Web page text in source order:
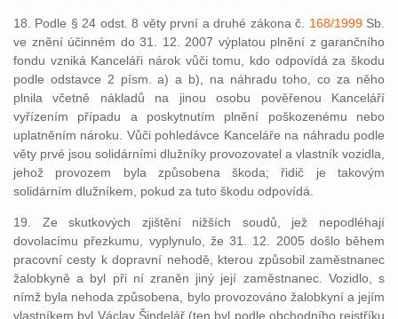
18. Podle § 24 odst. 8 věty první a druhé zákona č. 168/1999Sb.
ve znění účinném do 31. 12. 2007 výplatou plnění z garančního
fondu vzniká Kanceláři nárok vůči tomu, kdo odpovídá za škodu
podle odstavce 2 písm. a) a b), na náhradu toho, co za něho
plnila včetně nákladů na jinou osobu pověřenou Kanceláří
vyřízením případu a poskytnutím plnění poškozenému nebo
uplatněním nároku. Vůči pohledávce Kanceláře na náhradu podle
věty prvé jsou solidárními dlužníky provozovatel a vlastník vozidla,
jehož provozem byla způsobena škoda; řidič je takovým
solidárním dlužníkem, pokud za tuto škodu odpovídá.
19. Ze skutkových zjištění nižších soudů, jež nepodléhají
dovolacímu přezkumu, vyplynulo, že 31. 12. 2005 došlo během
pracovní cesty k dopravní nehodě, kterou způsobil zaměstnanec
žalobkyně a byl při ní zraněn jiný její zaměstnanec. Vozidlo, s
nímž byla nehoda způsobena, bylo provozováno žalobkyní a jejím
vlastníkem byl Václav Šindelář (ten byl podle obchodního rejstříku